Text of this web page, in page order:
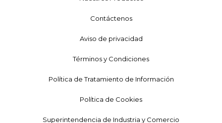
Contáctenos
Aviso de privacidad
Términos y Condiciones
Política de Tratamiento de Información
Política de Cookies
Superintendencia de Industria y Comercio